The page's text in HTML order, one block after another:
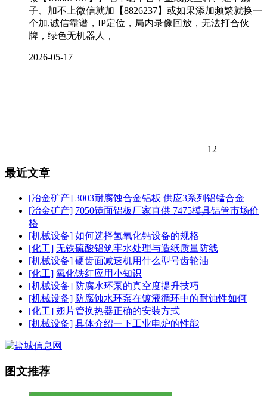
子、加不上微信就加【8826237】或如果添加频繁就换一
个加,诚信靠谱，IP定位，局内录像回放，无法打合伙
牌，绿色无机器人，
2026-05-17
12
最近文章
[冶金矿产] 3003耐腐蚀合金铝板 供应3系列铝锰合金
[冶金矿产] 7050镜面铝板厂家直供 7475模具铝管市场价
格
[机械设备] 如何选择氢氧化钙设备的规格
[化工] 无铁硫酸铝筑牢水处理与造纸质量防线
[机械设备] 硬齿面减速机用什么型号齿轮油
[化工] 氧化铁红应用小知识
[机械设备] 防腐水环泵的真空度提升技巧
[机械设备] 防腐蚀水环泵在镀液循环中的耐蚀性如何
[化工] 翅片管换热器正确的安装方式
[机械设备] 具体介绍一下工业电炉的性能
图文推荐